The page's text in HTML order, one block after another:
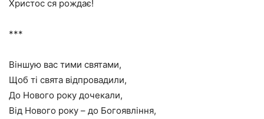
Христос ся рождає!
***
Віншую вас тими святами,
Щоб ті свята відпровадили,
До Нового року дочекали,
Від Нового року – до Богоявління,